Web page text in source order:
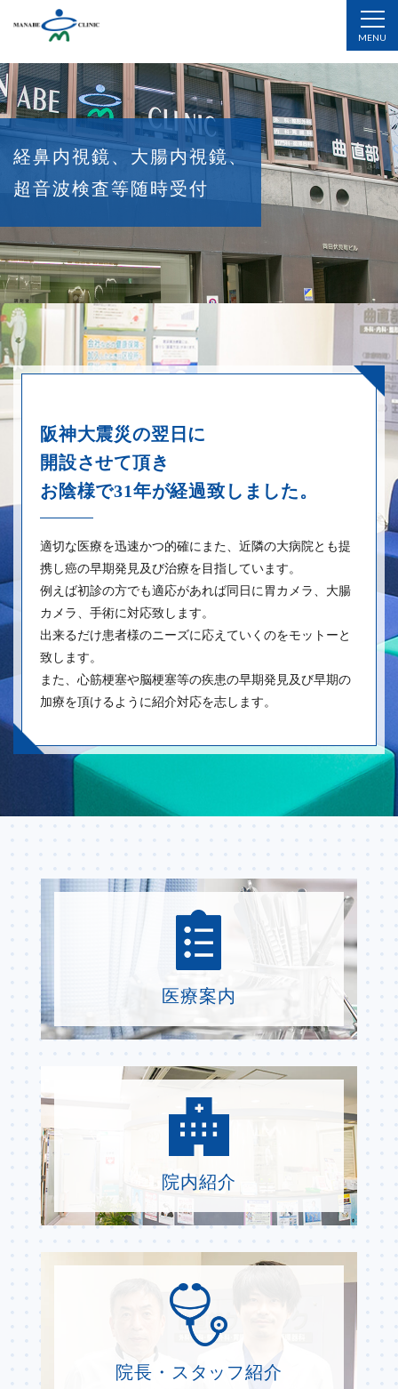
MENU
経鼻内視鏡、大腸内視鏡、
超音波検査等随時受付
阪神大震災の翌日に
開設させて頂き
お陰様で31年が経過致しました。
適切な医療を迅速かつ的確にまた、近隣の大病院とも提
携し癌の早期発見及び治療を目指しています。
例えば初診の方でも適応があれば同日に胃カメラ、大腸
カメラ、手術に対応致します。
出来るだけ患者様のニーズに応えていくのをモットーと
致します。
また、心筋梗塞や脳梗塞等の疾患の早期発見及び早期の
加療を頂けるように紹介対応を志します。
医療案内
院内紹介
院長・スタッフ紹介